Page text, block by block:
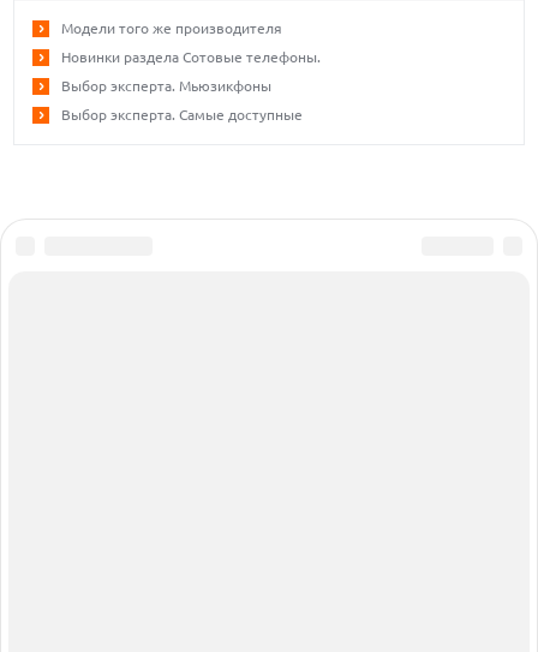
Модели того же производителя
Новинки раздела Сотовые телефоны.
Выбор эксперта. Мьюзикфоны
Выбор эксперта. Самые доступные